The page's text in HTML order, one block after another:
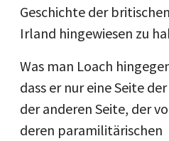
Geschichte der
Irland hingewiesen zu
Was man Loach
dass er nur eine Seite
der anderen Seite, der
deren paramilitärischen